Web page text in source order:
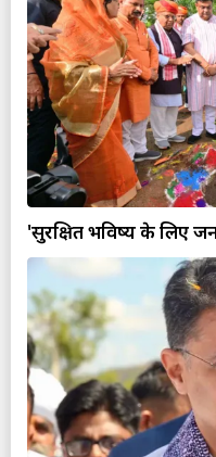
'सुरक्षित भविष्य के लिए